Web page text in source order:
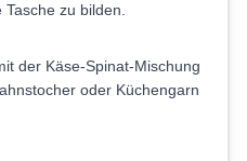
zu bilden.
der Käse-Spinat-Mischung
oder Küchengarn